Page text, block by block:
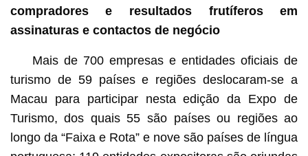
compradores e resultados frutíferos em
assinaturas e contactos de negócio
Mais de 700 empresas e entidades oficiais de
turismo de 59 países e regiões deslocaram-se a
Macau para participar nesta edição da Expo de
Turismo, dos quais 55 são países ou regiões ao
longo da “Faixa e Rota” e nove são países de língua